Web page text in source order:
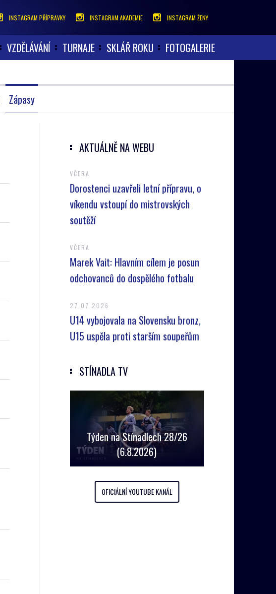
INSTAGRAM PŘÍPRAVKY INSTAGRAM AKADEMIE INSTAGRAM ŽENY
VZDĚLÁVÁNÍ TURNAJE SKLÁŘ ROKU FOTOGALERIE
Zápasy
AKTUÁLNĚ NA WEBU
VČERA
Dorostenci uzavřeli letní přípravu, o
víkendu vstoupí do mistrovských
soutěží
VČERA
Marek Vait: Hlavním cílem je posun
odchovanců do dospělého fotbalu
27.07.2026
U14 vybojovala na Slovensku bronz,
U15 uspěla proti starším soupeřům
STÍNADLA TV
Týden na Stínadlech 28/26
(6.8.2026)
OFICIÁLNÍ YOUTUBE KANÁL